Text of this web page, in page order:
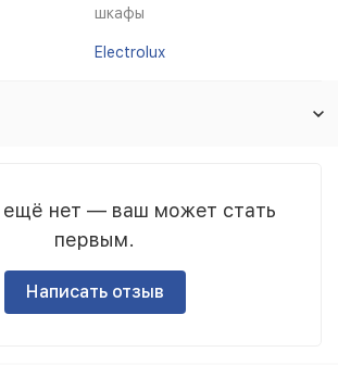
шкафы
Electrolux
нет — ваш может стать
первым.
Написать отзыв